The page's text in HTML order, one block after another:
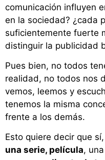
comunicación influyen
en la sociedad? ¿cada
suficientemente fuerte
distinguir la publicidad
Pues bien, no todos
realidad, no todos nos
vemos, leemos y
tenemos la misma
frente a los demás.
Esto quiere decir que
una serie, película,